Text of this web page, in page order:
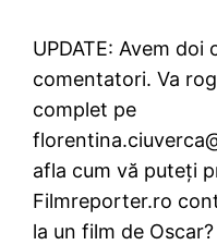
UPDATE: Avem
comentatori. Va
complet pe
afla cum vă puteţi
Filmreporter.ro
la un film de